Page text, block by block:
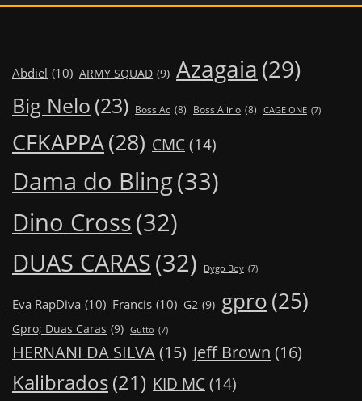
Abdiel (10) ARMY SQUAD (9) Azagaia (29)
Big Nelo (23) Boss Ac (8) Boss Alirio (8) CAGE ONE (7)
CFKAPPA(28) CMC (14)
Dama do Bling(33)
Dino Cross(32)
DUAS CARAS(32) Dygo Boy (7)
Eva RapDiva (10) Francis (10) G2 (9) gpro(25)
Gpro; Duas Caras (9) Gutto (7)
HERNANI DA SILVA(15) Jeff Brown (16)
Kalibrados(21) KID MC (14)